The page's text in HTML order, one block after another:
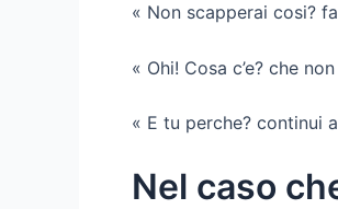
« Non scapperai cosi?
« Ohi! Cosa c’e? che
« E tu perche? continui
Nel caso